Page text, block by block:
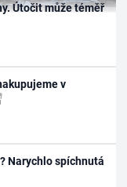
Útočit může téměř
v
Narychlo spíchnutá